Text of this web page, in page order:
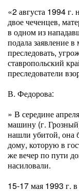
«2 августа 1994 г.
двое чеченцев,
в одном из
подала заявление
преследовать,
ставропольский
преследователи
В. Федорова:
» В середине
машину (г.
нашли убитой, она
дому, которую в
же вечер по пути
насиловали.
15-17 мая 1993 г. в